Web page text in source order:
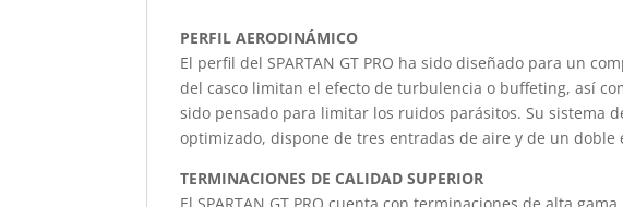
PERFIL AERODINÁMICO
El perfil del SPARTAN GT PRO ha sido diseñado para un
del casco limitan el efecto de turbulencia o buffeting, así
sido pensado para limitar los ruidos parásitos. Su sistema
optimizado, dispone de tres entradas de aire y de un doble
TERMINACIONES DE CALIDAD SUPERIOR